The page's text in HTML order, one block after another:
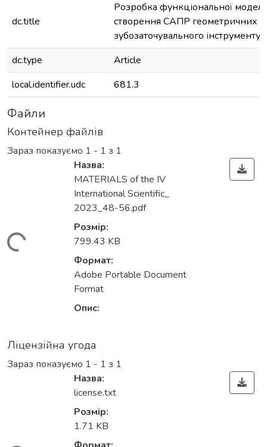
dc.title
Розробка функціональної
створення САПР геометричних
зубозаточувального інструменту
dc.type
Article
local.identifier.udc
681.3
Файли
Контейнер файлів
Зараз показуємо 1 - 1 з 1
Назва:
MATERIALS of the ІV
International Scientific_
2023_48-56.pdf
Розмір:
799.43 KB
Формат:
Adobe Portable Document
Format
Опис:
Ліцензійна угода
Зараз показуємо 1 - 1 з 1
Назва:
license.txt
Розмір:
1.71 KB